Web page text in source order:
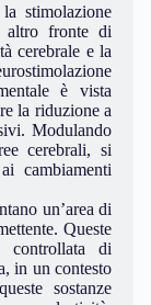
stimolazione
altro fronte di
cerebrale e la
è vista
la riduzione a
Modulando
cerebrali, si
cambiamenti
un’area di
Queste
controllata di
in un contesto
sostanze